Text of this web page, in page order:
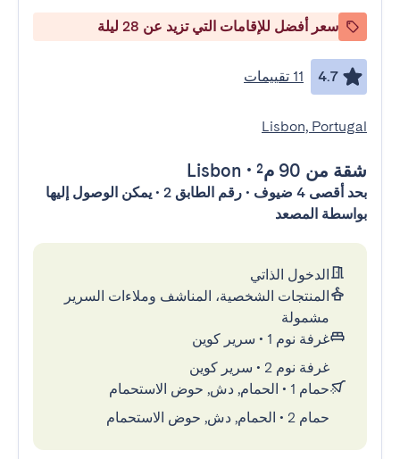
سعر أفضل للإقامات التي تزيد عن 28 ليلة
4.7 11 تقييمات
Lisbon, Portugal
شقة من 90 م² •
Lisbon
بحد أقصى 4 ضيوف • رقم الطابق 2 • يمكن الوصول إليها
بواسطة المصعد
الدخول الذاتي
المنتجات الشخصية، المناشف وملاءات السرير
مشمولة
غرفة نوم 1
• سرير كوين
غرفة نوم 2
• سرير كوين
حمام 1
• الحمام, دش, حوض الاستحمام
حمام 2
• الحمام, دش, حوض الاستحمام